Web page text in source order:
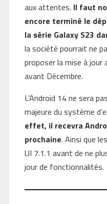
aux attentes. Il faut
encore terminé le
la série Galaxy S23
la société pourrait ne
proposer la mise à jour
avant Décembre.
L’Android 14 ne sera
majeure du système
effet, il recevra
prochaine. Ainsi que
UI 7.1.1 avant de ne
jour de fonctionnalités.